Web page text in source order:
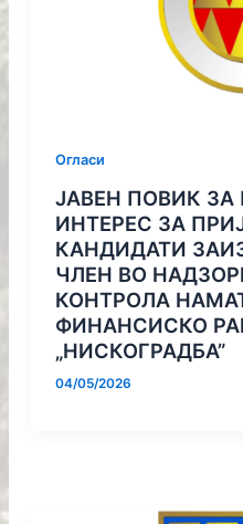
Огласи
ЈАВЕН ПОВИК
ИНТЕРЕС ЗА
КАНДИДАТИ
ЧЛЕН ВО
КОНТРОЛА
ФИНАНСИСКО
„НИСКОГРАДБА”
04/05/2026